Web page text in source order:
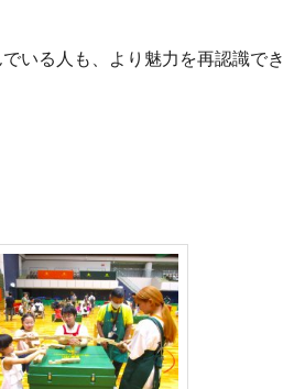
いる人も、より魅力を再認識でき